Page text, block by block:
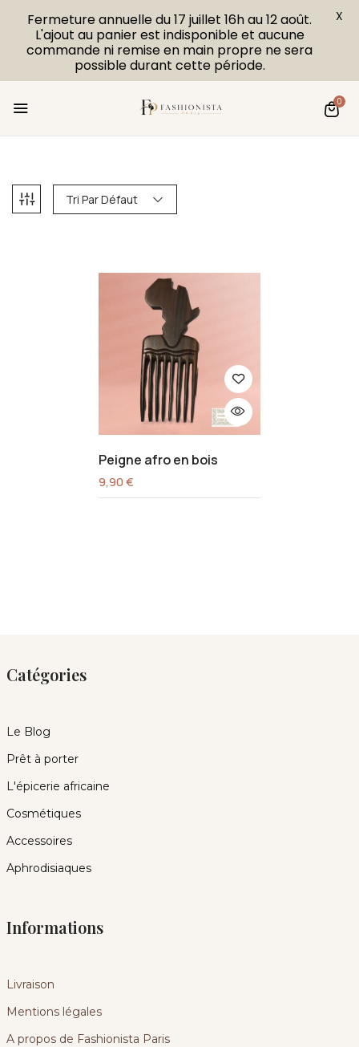
0
Tri Par Défaut
Peigne afro en bois
9,90€
Catégories
Le Blog
Prêt à porter
L'épicerie africaine
Cosmétiques
Accessoires
Aphrodisiaques
Informations
Livraison
Mentions légales
A propos de Fashionista Paris
Fermeture annuelle du 17 juillet 16h au 12 août.
L'ajout au panier est indisponible et aucune
commande ni remise en main propre ne sera
possible durant cette période.
X